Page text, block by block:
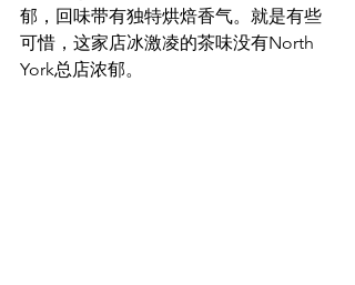
郁，回味带有独特烘焙香气。就是有些
可惜，这家店冰激凌的茶味没有North
York总店浓郁。